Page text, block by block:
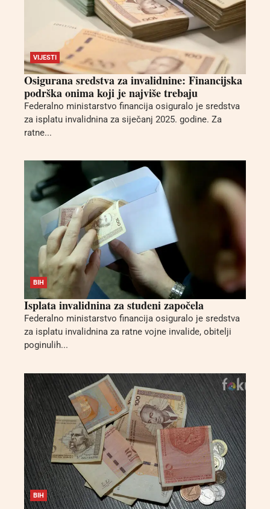
VIJESTI
Osigurana sredstva za invalidnine: Financijska
podrška onima koji je najviše trebaju
Federalno ministarstvo financija osiguralo je sredstva
za isplatu invalidnina za siječanj 2025. godine. Za
ratne...
BIH
Isplata invalidnina za studeni započela
Federalno ministarstvo financija osiguralo je sredstva
za isplatu invalidnina za ratne vojne invalide, obitelji
poginulih...
BIH